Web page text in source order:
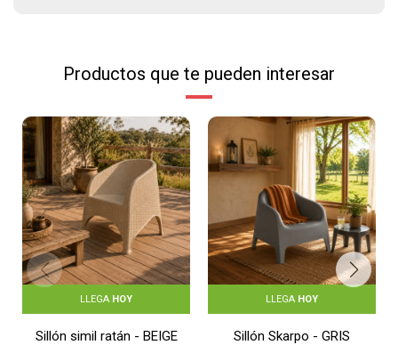
Productos que te pueden interesar
LLEGA HOY
Sillón simil ratán - BEIGE
LLEGA HOY
Sillón Skarpo - GRIS